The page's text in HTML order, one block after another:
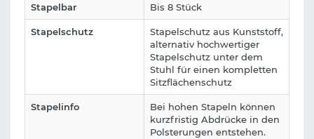
Stapelbar Bis 8 Stück
Stapelschutz
Stapelschutz aus Kunststoff,
alternativ hochwertiger
Stapelschutz unter dem
Stuhl für einen kompletten
Sitzflächenschutz
Stapelinfo
Bei hohen Stapeln können
kurzfristig Abdrücke in den
Polsterungen entstehen.